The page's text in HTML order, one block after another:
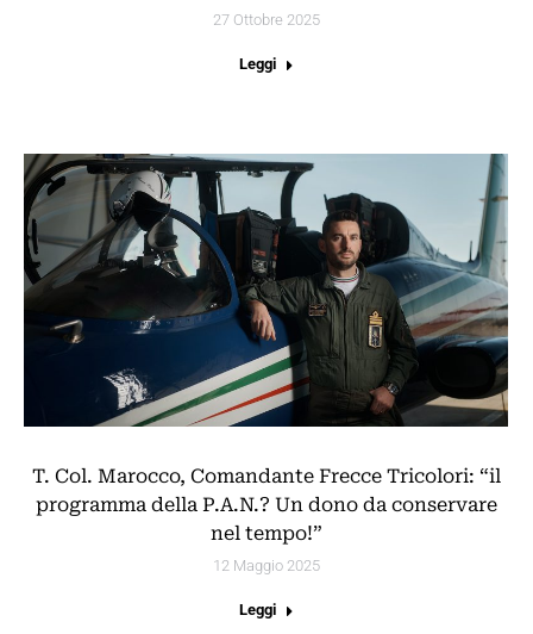
27 Ottobre 2025
Leggi
T. Col. Marocco, Comandante Frecce Tricolori: “il
programma della P.A.N.? Un dono da conservare
nel tempo!”
12 Maggio 2025
Leggi